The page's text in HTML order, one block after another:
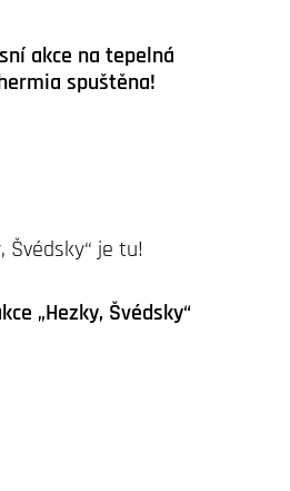
akce na tepelná
spuštěna!
„Hezky, Švédsky“